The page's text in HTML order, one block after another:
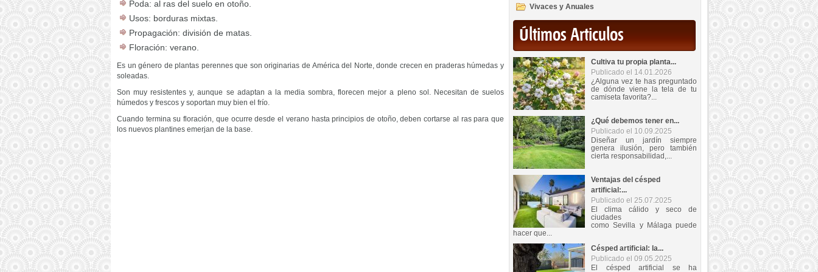
Poda: al ras del suelo en otoño.
Usos: borduras mixtas.
Propagación: división de matas.
Floración: verano.
Es un género de plantas perennes que son originarias de América del Norte, donde crecen en praderas húmedas y
soleadas.
Son muy resistentes y, aunque se adaptan a la media sombra, florecen mejor a pleno sol. Necesitan de suelos
húmedos y frescos y soportan muy bien el frío.
Cuando termina su floración, que ocurre desde el verano hasta principios de otoño, deben cortarse al ras para que
los nuevos plantines emerjan de la base.
Vivaces y Anuales
Últimos Articulos
Cultiva tu propia planta...
Publicado el 14.01.2026
¿Alguna vez te has preguntado
de dónde viene la tela de tu
camiseta favorita?...
¿Qué debemos tener en...
Publicado el 10.09.2025
Diseñar un jardín siempre
genera ilusión, pero también
cierta responsabilidad,...
Ventajas del césped
artificial:...
Publicado el 25.07.2025
El clima cálido y seco de
ciudades
como Sevilla y Málaga puede
hacer que...
Césped artificial: la...
Publicado el 09.05.2025
El césped artificial se ha